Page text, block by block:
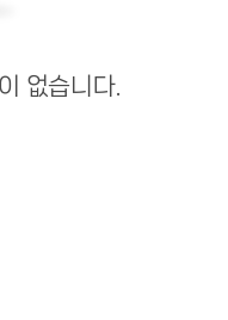
없습니다.